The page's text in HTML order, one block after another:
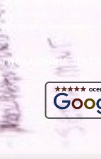
odpowiedzialności za
TWOJA OPINIA JEST